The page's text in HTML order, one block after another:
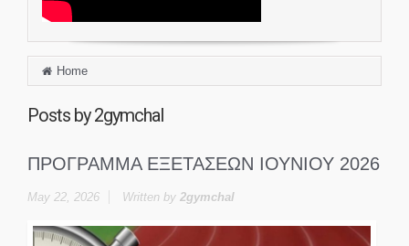
Home
Posts by2gymchal
ΠΡΟΓΡΑΜΜΑ ΕΞΕΤΑΣΕΩΝ ΙΟΥΝΙΟΥ 2026
May 22, 2026 Written by 2gymchal